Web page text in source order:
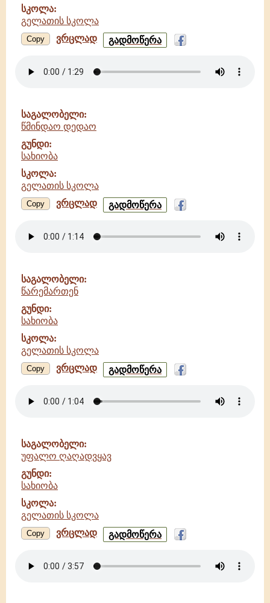
სკოლა:
გელათის სკოლა
Copy ვრცლად ხორცითა
მიიძინე
სახიობა
გადმოწერა
საგალობელი:
წმინდაო დედაო
გუნდი:
სახიობა
სკოლა:
გელათის სკოლა
Copy ვრცლად წმინდაო
დედაო
სახიობა
გადმოწერა
საგალობელი:
წარემართენ
გუნდი:
სახიობა
სკოლა:
გელათის სკოლა
Copy ვრცლად წარემართენ
-
გადმოწერა
საგალობელი:
უფალო ღაღადვყავ
გუნდი:
სახიობა
სკოლა:
გელათის სკოლა
Copy ვრცლად უფალო
ღაღადვყავ
სახიობა
გადმოწერა